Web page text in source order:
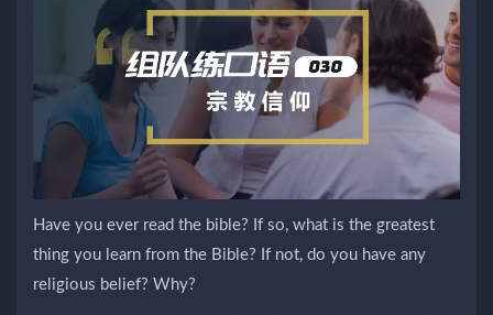
Have you ever read the bible? If so, what is the greatest
thing you learn from the Bible? If not, do you have any
religious belief? Why?